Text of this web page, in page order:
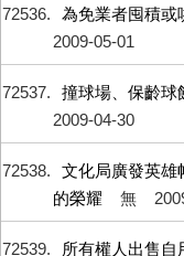
72536 為免業者囤積或
2009-05-01
72537 撞球場、保齡
2009-04-30
72538
文化局廣發英
的榮耀
無
72539
所有權人出售